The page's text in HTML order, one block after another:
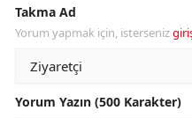
Takma Ad
Yorum yapmak için, isterseniz
Yorum Yazın (500 Karakter)